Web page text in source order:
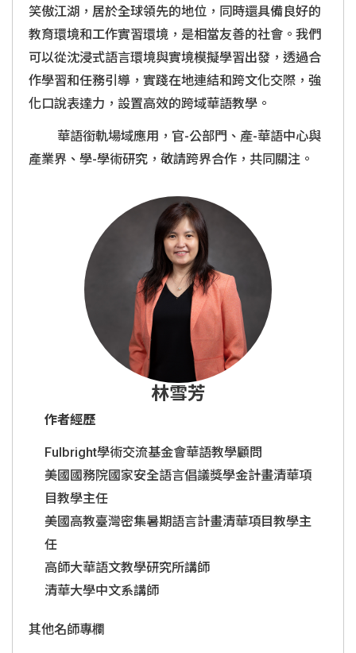
笑傲江湖，居於全球領先的地位，同時還具備良好的
教育環境和工作實習環境，是相當友善的社會。我們
可以從沈浸式語言環境與實境模擬學習出發，透過合
作學習和任務引導，實踐在地連結和跨文化交際，強
化口說表達力，設置高效的跨域華語教學。
華語銜軌場域應用，官-公部門、產-華語中心與
產業界、學-學術研究，敬請跨界合作，共同關注。
林雪芳
作者經歷
Fulbright學術交流基金會華語教學顧問
美國國務院國家安全語言倡議獎學金計畫清華項
目教學主任
美國高教臺灣密集暑期語言計畫清華項目教學主
任
高師大華語文教學研究所講師
清華大學中文系講師
其他名師專欄